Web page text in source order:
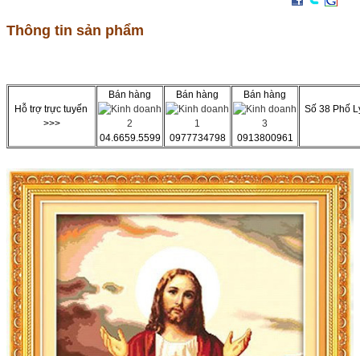
Thông tin sản phẩm
Hỗ trợ trực tuyến
>>>
Bán hàng
04.6659.5599
Bán hàng
0977734798
Bán hàng
0913800961
Số 38 Phố